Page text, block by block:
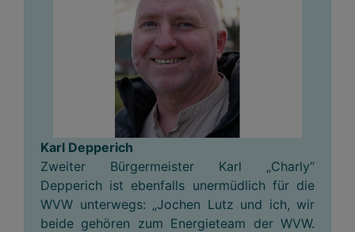
Karl Depperich
Zweiter Bürgermeister Karl „Charly“
Depperich ist ebenfalls unermüdlich für die
WVW unterwegs: „Jochen Lutz und ich, wir
beide gehören zum Energieteam der WVW.